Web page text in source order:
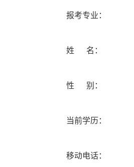
报考专业：
姓 名：
性 别：
当前学历：
移动电话：